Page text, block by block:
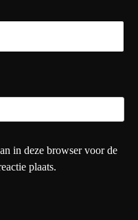
in deze browser voor de
plaats.